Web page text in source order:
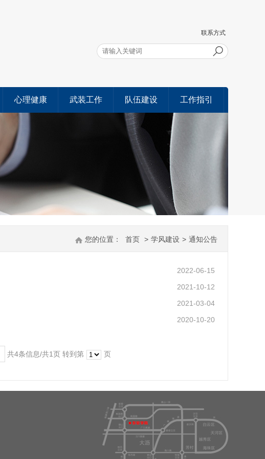
联系方式
心理健康 武装工作 队伍建设 工作指引
您的位置： 首页 > 学风建设 > 通知公告
2022-06-15
2021-10-12
2021-03-04
2020-10-20
共4条信息/共1页 转到第 页